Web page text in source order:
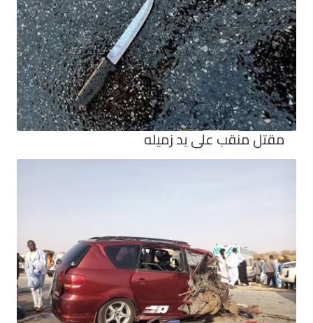
مقتل منقب على يد زميله